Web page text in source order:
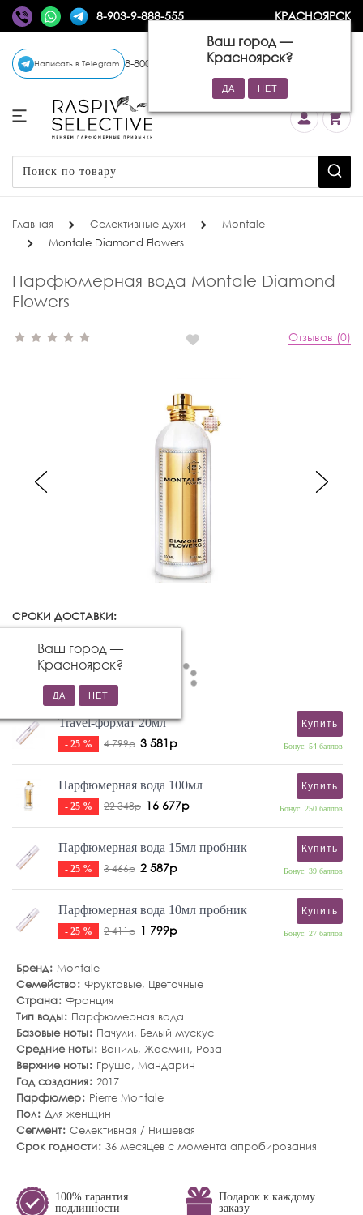
8-903-9-888-555 КРАСНОЯРСК
Ваш город —
Красноярск?
Написать в Telegram 8-800-770-72-34 (бесплатно)
Главная Селективные духи
Montale
Montale Diamond Flowers
Парфюмерная вода Montale Diamond
Flowers
Отзывов (0)
СРОКИ ДОСТАВКИ:
Ваш город —
Красноярск?
Travel-формат 20мл
- 25 % 4 799р 3 581р
Купить
Бонус: 54 баллов
Парфюмерная вода 100мл
- 25 % 22 348р 16 677р
Купить
Бонус: 250 баллов
Парфюмерная вода 15мл пробник
- 25 % 3 466р 2 587р
Купить
Бонус: 39 баллов
Парфюмерная вода 10мл пробник
- 25 % 2 411р 1 799р
Купить
Бонус: 27 баллов
Бренд Montale
Семейство Фруктовые, Цветочные
Страна Франция
Тип воды
Парфюмерная вода
Базовые ноты
Пачули, Белый мускус
Средние ноты
Ваниль, Жасмин, Роза
Верхние ноты
Груша, Мандарин
Год создания 2017
Парфюмер
Pierre Montale
Пол Для женщин
Сегмент Селективная / Нишевая
Срок годности 36 месяцев с момента апробирования
100% гарантия
подлинности
Подарок к каждому
заказу